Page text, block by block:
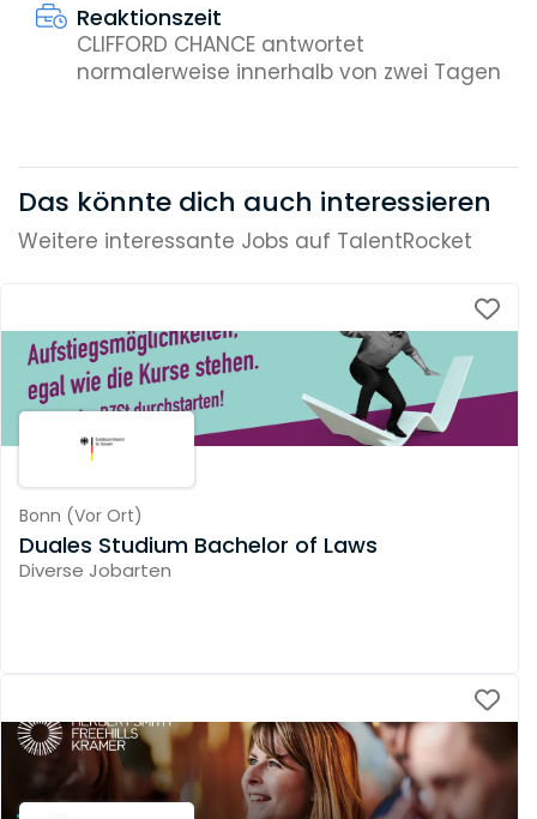
Reaktionszeit
CLIFFORD CHANCE antwortet
normalerweise innerhalb von zwei Tagen
Das könnte dich auch interessieren
Weitere interessante Jobs auf TalentRocket
Bonn (Vor Ort)
Duales Studium Bachelor of Laws
Diverse Jobarten